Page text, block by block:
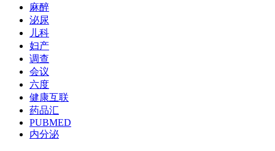
麻醉
泌尿
儿科
妇产
调查
会议
六度
健康互联
药品汇
PUBMED
内分泌